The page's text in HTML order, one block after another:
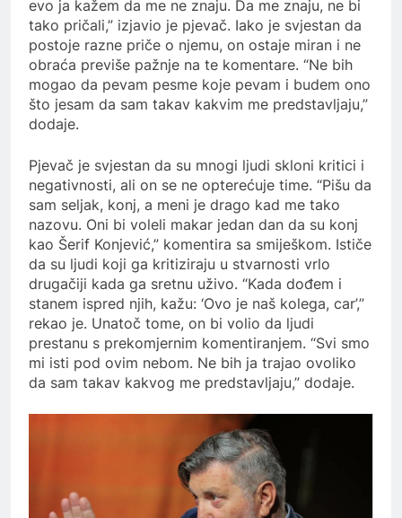
evo ja kažem da me ne znaju. Da me znaju, ne bi
tako pričali,” izjavio je pjevač. Iako je svjestan da
postoje razne priče o njemu, on ostaje miran i ne
obraća previše pažnje na te komentare. “Ne bih
mogao da pevam pesme koje pevam i budem ono
što jesam da sam takav kakvim me predstavljaju,”
dodaje.
Pjevač je svjestan da su mnogi ljudi skloni kritici i
negativnosti, ali on se ne opterećuje time. “Pišu da
sam seljak, konj, a meni je drago kad me tako
nazovu. Oni bi voleli makar jedan dan da su konj
kao Šerif Konjević,” komentira sa smiješkom. Ističe
da su ljudi koji ga kritiziraju u stvarnosti vrlo
drugačiji kada ga sretnu uživo. “Kada dođem i
stanem ispred njih, kažu: ‘Ovo je naš kolega, car’,”
rekao je. Unatoč tome, on bi volio da ljudi
prestanu s prekomjernim komentiranjem. “Svi smo
mi isti pod ovim nebom. Ne bih ja trajao ovoliko
da sam takav kakvog me predstavljaju,” dodaje.